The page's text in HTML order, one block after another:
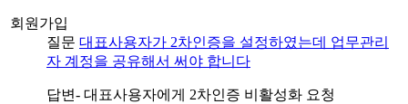
회원가입
질문 대표사용자가 2차인증을 설정하였는데 업무관리
자 계정을 공유해서 써야 합니다
답변- 대표사용자에게 2차인증 비활성화 요청